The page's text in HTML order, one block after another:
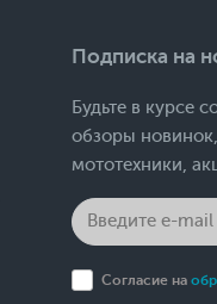
Подписка на
Будьте в курсе
обзоры
мототехники,
Согласие на